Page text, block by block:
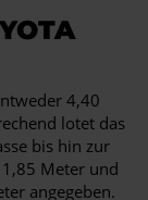
P
4,40
lotet das
bis hin zur
Meter und
angegeben.